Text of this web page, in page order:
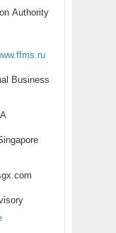
Authority
Business